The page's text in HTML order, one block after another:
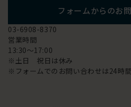
フォームからのお
03-6908-8370
営業時間
13:30～17:00
※土日 祝日は休み
※フォームでのお問い合わせは24時間